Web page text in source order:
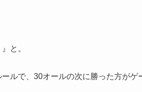
と。
ルで、30オールの次に勝った方がゲ